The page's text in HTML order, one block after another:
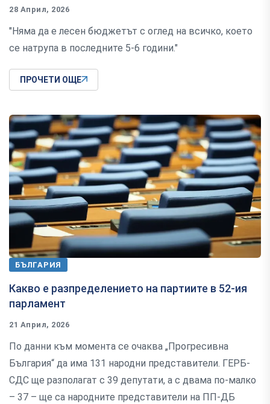
28 Април, 2026
"Няма да е лесен бюджетът с оглед на всичко, което
се натрупа в последните 5-6 години."
ПРОЧЕТИ ОЩЕ
БЪЛГАРИЯ
Какво е разпределението на партиите в 52-ия
парламент
21 Април, 2026
По данни към момента се очаква „Прогресивна
България“ да има 131 народни представители. ГЕРБ-
СДС ще разполагат с 39 депутати, а с двама по-малко
– 37 – ще са народните представители на ПП-ДБ